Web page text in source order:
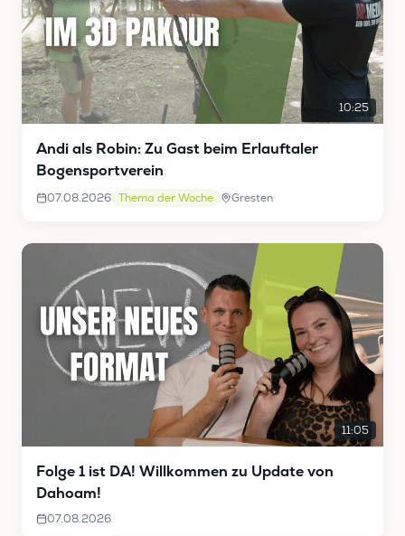
10:25
Andi als Robin: Zu Gast beim Erlauftaler
Bogensportverein
07.08.2026 Thema der Woche Gresten
11:05
Folge 1 ist DA! Willkommen zu Update von
Dahoam!
07.08.2026